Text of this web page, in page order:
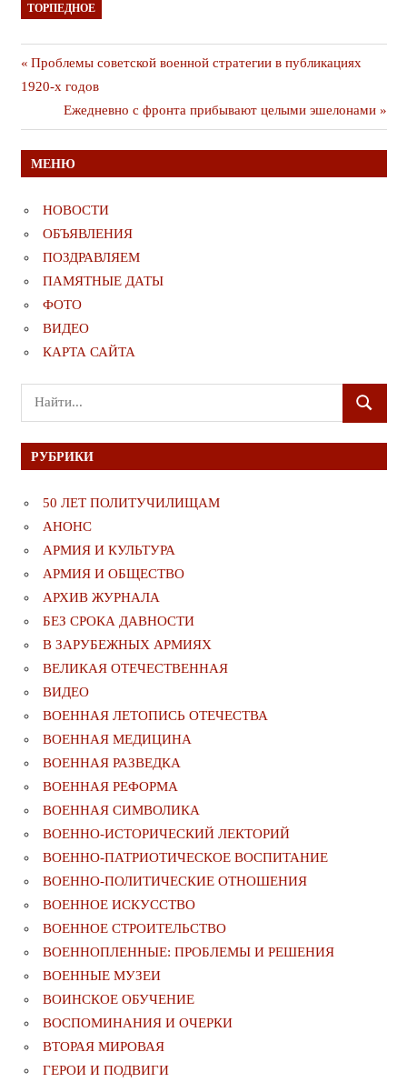
ТОРПЕДНОЕ
Навигация
записям
Предыдущая
публикация
Проблемы советской военной стратегии в публикациях
1920-х годов
Следующая
публикация
Ежедневно с фронта прибывают целыми эшелонами
МЕНЮ
НОВОСТИ
ОБЪЯВЛЕНИЯ
ПОЗДРАВЛЯЕМ
ПАМЯТНЫЕ ДАТЫ
ФОТО
ВИДЕО
КАРТА САЙТА
Поиск
для:
ПОИСК
РУБРИКИ
50 ЛЕТ ПОЛИТУЧИЛИЩАМ
АНОНС
АРМИЯ И КУЛЬТУРА
АРМИЯ И ОБЩЕСТВО
АРХИВ ЖУРНАЛА
БЕЗ СРОКА ДАВНОСТИ
В ЗАРУБЕЖНЫХ АРМИЯХ
ВЕЛИКАЯ ОТЕЧЕСТВЕННАЯ
ВИДЕО
ВОЕННАЯ ЛЕТОПИСЬ ОТЕЧЕСТВА
ВОЕННАЯ МЕДИЦИНА
ВОЕННАЯ РАЗВЕДКА
ВОЕННАЯ РЕФОРМА
ВОЕННАЯ СИМВОЛИКА
ВОЕННО-ИСТОРИЧЕСКИЙ ЛЕКТОРИЙ
ВОЕННО-ПАТРИОТИЧЕСКОЕ ВОСПИТАНИЕ
ВОЕННО-ПОЛИТИЧЕСКИE ОТНОШЕНИЯ
ВОЕННОЕ ИСКУССТВО
ВОЕННОЕ СТРОИТЕЛЬСТВО
ВОЕННОПЛЕННЫЕ: ПРОБЛЕМЫ И РЕШЕНИЯ
ВОЕННЫЕ МУЗЕИ
ВОИНСКОЕ ОБУЧЕНИЕ
ВОСПОМИНАНИЯ И ОЧЕРКИ
ВТОРАЯ МИРОВАЯ
ГЕРОИ И ПОДВИГИ